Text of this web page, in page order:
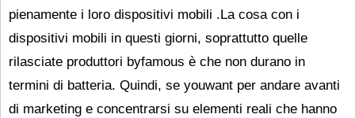
pienamente i loro dispositivi mobili .La cosa con i
dispositivi mobili in questi giorni, soprattutto quelle
rilasciate produttori byfamous è che non durano in
termini di batteria. Quindi, se youwant per andare avanti
di marketing e concentrarsi su elementi reali che hanno